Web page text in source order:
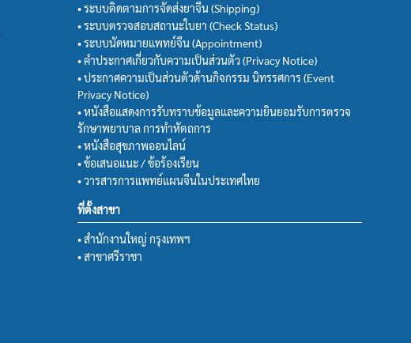
• ระบบติดตามการจัดส่งยาจีน (Shipping)
• ระบบตรวจสอบสถานะใบยา (Check Status)
• ระบบนัดหมายแพทย์จีน (Appointment)
• คำประกาศเกี่ยวกับความเป็นส่วนตัว (Privacy Notice)
• ประกาศความเป็นส่วนตัวด้านกิจกรรม นิทรรศการ (Event
Privacy Notice)
• หนังสือแสดงการรับทราบข้อมูลและความยินยอมรับการตรวจ
รักษาพยาบาล การทำหัตถการ
• หนังสือสุขภาพออนไลน์
• ข้อเสนอแนะ / ข้อร้องเรียน
• วารสารการแพทย์แผนจีนในประเทศไทย
ที่ตั้งสาขา
• สำนักงานใหญ่ กรุงเทพฯ
• สาขาศรีราชา